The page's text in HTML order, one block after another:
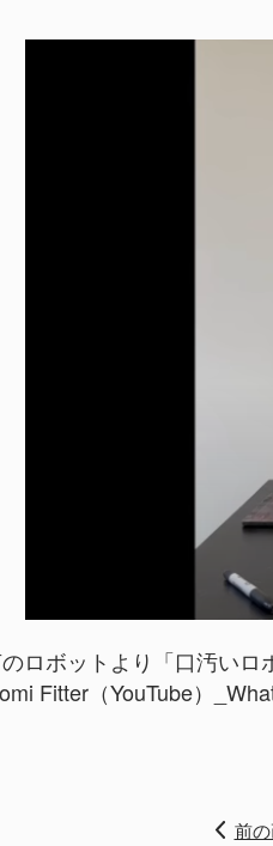
ロボットより「口汚い
Fitter（YouTube）
前